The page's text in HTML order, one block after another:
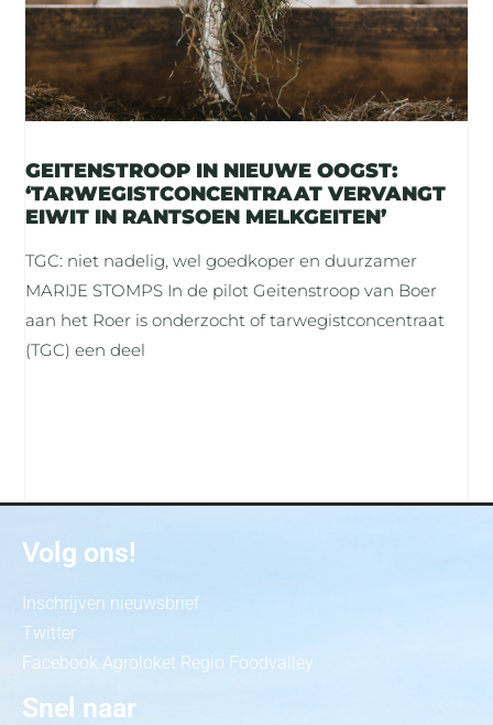
GEITENSTROOP IN NIEUWE OOGST:
‘TARWEGISTCONCENTRAAT VERVANGT
EIWIT IN RANTSOEN MELKGEITEN’
TGC: niet nadelig, wel goedkoper en duurzamer
MARIJE STOMPS In de pilot Geitenstroop van Boer
aan het Roer is onderzocht of tarwegistconcentraat
(TGC) een deel
Volg ons!
Inschrijven nieuwsbrief
Twitter
Facebook Agroloket Regio Foodvalley
Snel naar